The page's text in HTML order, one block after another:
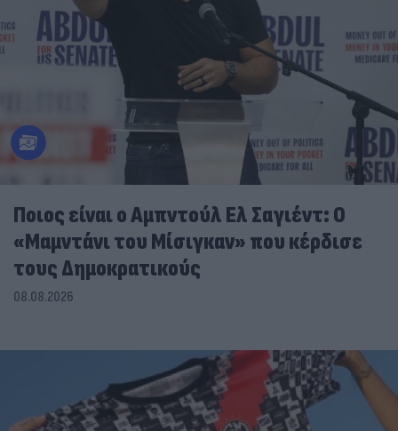
Ποιος είναι ο Αμπντούλ Ελ Σαγιέντ: Ο
«Μαμντάνι του Μίσιγκαν» που κέρδισε
τους Δημοκρατικούς
08.08.2026